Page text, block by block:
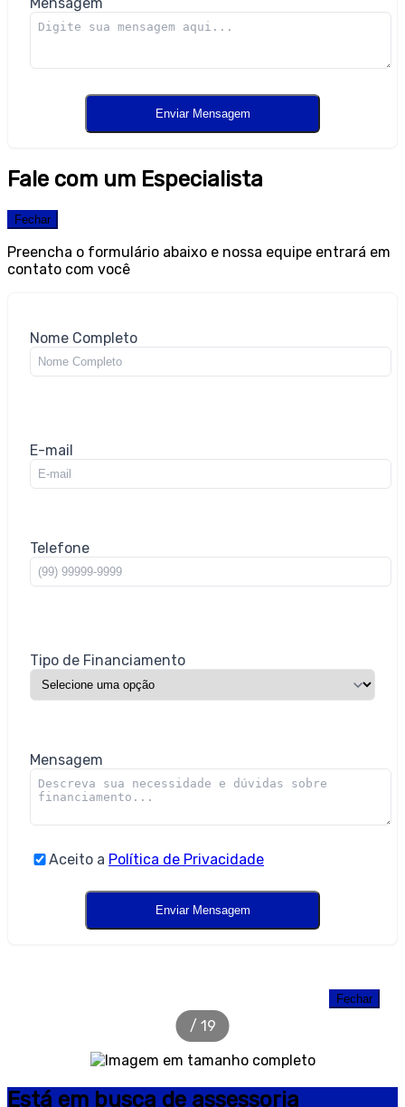
Mensagem
Fale com um Especialista
Fechar
Preencha o formulário abaixo e nossa equipe entrará em
contato com você
Nome Completo
E-mail
Telefone
Tipo de Financiamento
Mensagem
Aceito a Política de Privacidade
Bal. Piçarras – Itacolomí com 124 m² -
Fechar
/ 19
Está em busca de assessoria